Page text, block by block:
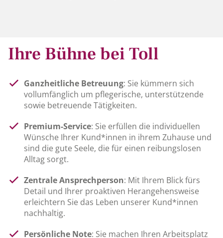
Ihre Bühne bei Toll
Ganzheitliche Betreuung: Sie kümmern sich
vollumfänglich um pflegerische, unterstützende
sowie betreuende Tätigkeiten.
Premium-Service: Sie erfüllen die individuellen
Wünsche Ihrer Kund*innen in ihrem Zuhause und
sind die gute Seele, die für einen reibungslosen
Alltag sorgt.
Zentrale Ansprechperson: Mit Ihrem Blick fürs
Detail und Ihrer proaktiven Herangehensweise
erleichtern Sie das Leben unserer Kund*innen
nachhaltig.
Persönliche Note: Sie machen Ihren Arbeitsplatz